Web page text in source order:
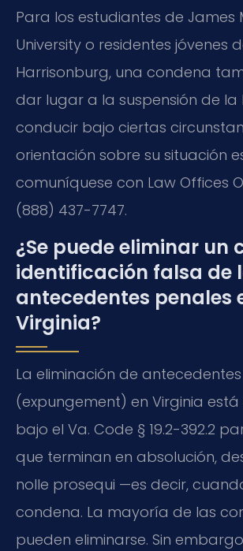
Para los estudiantes de James
University o residentes jóvenes
Harrisonburg, una condena
dar lugar a la suspensión de la
conducir bajo ciertas
orientación sobre su situación
comuníquese con Law Offices Of
(888) 437-7747.
¿Se puede eliminar un
identificación falsa de
antecedentes penales
Virginia?
La eliminación de
(expungement) en Virginia
bajo el Va. Code § 19.2-392.2
que terminan en absolución,
nolle prosequi —es decir,
condena. La mayoría de las
pueden eliminarse. Sin